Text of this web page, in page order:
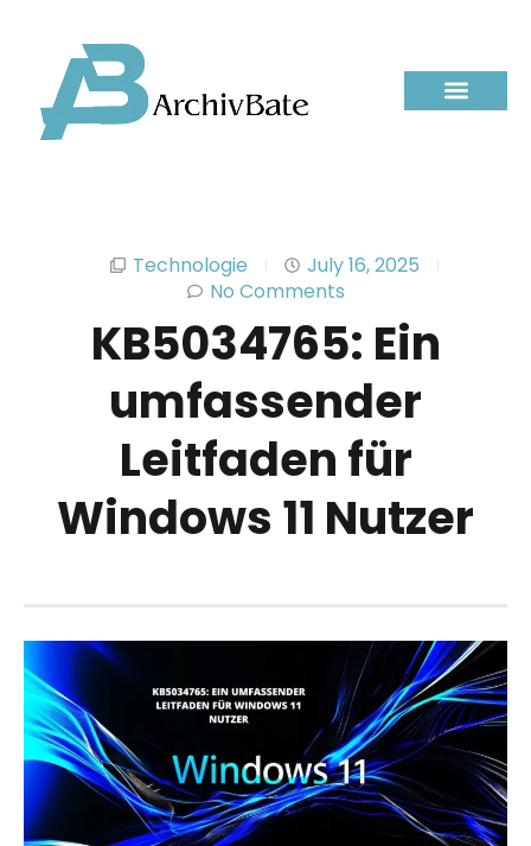
Technologie
July 16, 2025
No Comments
KB5034765: Ein
umfassender
Leitfaden für
Windows 11 Nutzer